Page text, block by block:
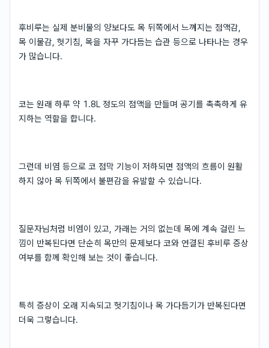
후비루는 실제 분비물의 양보다도 목 뒤쪽에서 느껴지는 점액감,
목 이물감, 헛기침, 목을 자꾸 가다듬는 습관 등으로 나타나는 경우
가 많습니다.
코는 원래 하루 약 1.8L 정도의 점액을 만들며 공기를 촉촉하게 유
지하는 역할을 합니다.
그런데 비염 등으로 코 점막 기능이 저하되면 점액의 흐름이 원활
하지 않아 목 뒤쪽에서 불편감을 유발할 수 있습니다.
질문자님처럼 비염이 있고, 가래는 거의 없는데 목에 계속 걸린 느
낌이 반복된다면 단순히 목만의 문제보다 코와 연결된 후비루 증상
여부를 함께 확인해 보는 것이 좋습니다.
특히 증상이 오래 지속되고 헛기침이나 목 가다듬기가 반복된다면
더욱 그렇습니다.